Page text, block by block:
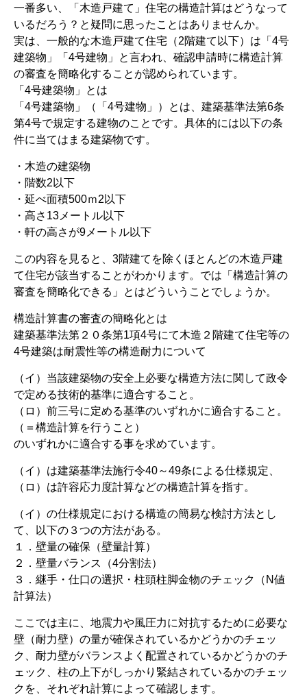
一番多い、「木造戸建て」住宅の構造計算はどうなって
いるだろう？と疑問に思ったことはありませんか。
実は、一般的な木造戸建て住宅（2階建て以下）は「4号
建築物」「4号建物」と言われ、確認申請時に構造計算
の審査を簡略化することが認められています。
「4号建築物」とは
「4号建築物」（「4号建物」）とは、建築基準法第6条
第4号で規定する建物のことです。具体的には以下の条
件に当てはまる建築物です。
・木造の建築物
・階数2以下
・延べ面積500ｍ2以下
・高さ13メートル以下
・軒の高さが9メートル以下
この内容を見ると、3階建てを除くほとんどの木造戸建
て住宅が該当することがわかります。では「構造計算の
審査を簡略化できる」とはどういうことでしょうか。
構造計算書の審査の簡略化とは
建築基準法第２０条第1項4号にて木造２階建て住宅等の
4号建築は耐震性等の構造耐力について
（イ）当該建築物の安全上必要な構造方法に関して政令
で定める技術的基準に適合すること。
（ロ）前三号に定める基準のいずれかに適合すること。
（＝構造計算を行うこと）
のいずれかに適合する事を求めています。
（イ）は建築基準法施行令40～49条による仕様規定、
（ロ）は許容応力度計算などの構造計算を指す。
（イ）の仕様規定における構造の簡易な検討方法とし
て、以下の３つの方法がある。
１．壁量の確保（壁量計算）
２．壁量バランス（4分割法）
３．継手・仕口の選択・柱頭柱脚金物のチェック（N値
計算法）
ここでは主に、地震力や風圧力に対抗するために必要な
壁（耐力壁）の量が確保されているかどうかのチェッ
ク、耐力壁がバランスよく配置されているかどうかのチ
ェック、柱の上下がしっかり緊結されているかのチェッ
クを、それぞれ計算によって確認します。